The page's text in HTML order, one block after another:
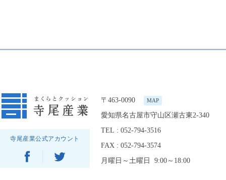
寺尾産業公式アカウント
〒463-0090 MAP
愛知県名古屋市守山区瀬古東2-340
TEL : 052-794-3516
FAX : 052-794-3574
月曜日～土曜日 9:00～18:00